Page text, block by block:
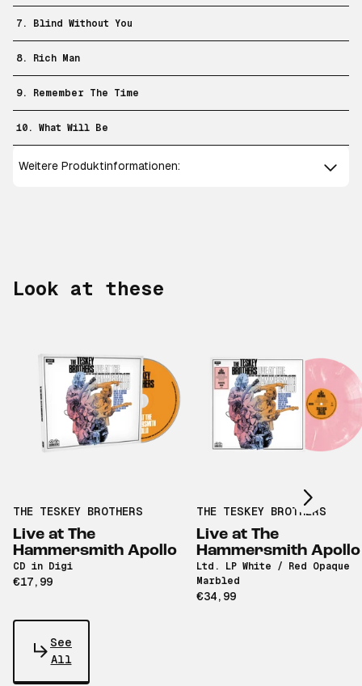
7. Blind Without You
8. Rich Man
9. Remember The Time
10. What Will Be
Weitere Produktinformationen:
Look at these
THE TESKEY BROTHERS
Live at The
Hammersmith Apollo
CD in Digi
€17,99
THE TESKEY BROTHERS
Live at The
Hammersmith Apollo
Ltd. LP White / Red Opaque
Marbled
€34,99
Scroll right
See
All